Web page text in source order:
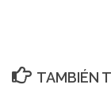
TAMBIÉN